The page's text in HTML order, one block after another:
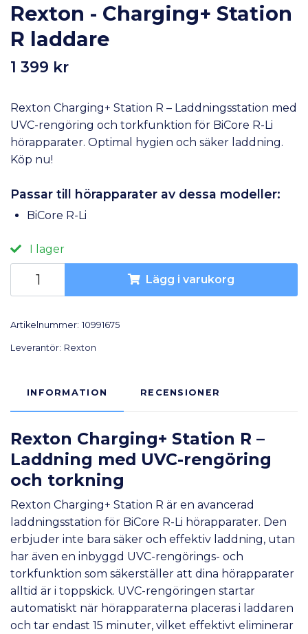
Rexton - Charging+ Station
R laddare
1 399 kr
Rexton Charging+ Station R – Laddningsstation med
UVC-rengöring och torkfunktion för BiCore R-Li
hörapparater. Optimal hygien och säker laddning.
Köp nu!
Passar till hörapparater av dessa modeller:
BiCore R-Li
I lager
Lägg i varukorg
Artikelnummer: 10991675
Leverantör: Rexton
INFORMATION RECENSIONER
Rexton Charging+ Station R –
Laddning med UVC-rengöring
och torkning
Rexton Charging+ Station R är en avancerad
laddningsstation för BiCore R-Li hörapparater. Den
erbjuder inte bara säker och effektiv laddning, utan
har även en inbyggd UVC-rengörings- och
torkfunktion som säkerställer att dina hörapparater
alltid är i toppskick. UVC-rengöringen startar
automatiskt när hörapparaterna placeras i laddaren
och tar endast 15 minuter, vilket effektivt eliminerar